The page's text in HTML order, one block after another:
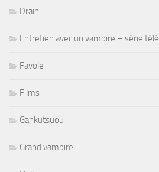
Drain
Entretien avec un vampire – série télé
Favole
Films
Gankutsuou
Grand vampire